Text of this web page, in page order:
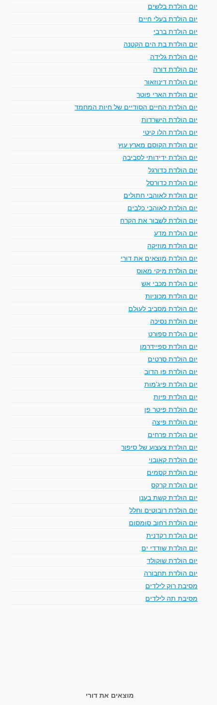
יום הולדת בלשים
יום הולדת בעלי חיים
יום הולדת ברבי
יום הולדת בת הים הקטנה
יום הולדת גלידה
יום הולדת דורה
יום הולדת דינוזאור
יום הולדת הארי פוטר
יום הולדת החיים הסודיים של חיות המחמד
יום הולדת הישרדות
יום הולדת הלו קיטי
יום הולדת הקוסם מארץ עוץ
יום הולדת ידידותי לסביבה
יום הולדת כדורגל
יום הולדת כדורסל
יום הולדת לאוהבי חתולים
יום הולדת לאוהבי כלבים
יום הולדת לשבור את הקרח
יום הולדת מדע
יום הולדת מוזיקה
יום הולדת מוצאים את דורי
יום הולדת מיקי מאוס
יום הולדת מכבי אש
יום הולדת מכוניות
יום הולדת מסביב לעולם
יום הולדת נסיכה
יום הולדת ספורט
יום הולדת ספיידרמן
יום הולדת סרטים
יום הולדת פו הדוב
יום הולדת פיג'מות
יום הולדת פיות
יום הולדת פיטר פן
יום הולדת פיצה
יום הולדת פרחים
יום הולדת צעצוע של סיפור
יום הולדת קאובוי
יום הולדת קסמים
יום הולדת קרקס
יום הולדת קשת בענן
יום הולדת רובוטים וחלל
יום הולדת רחוב סומסום
יום הולדת רקדנית
יום הולדת שודדי ים
יום הולדת שוקולד
יום הולדת תחבורה
מסיבת רוק לילדים
מסיבת תה לילדים
מוצאים את דורי